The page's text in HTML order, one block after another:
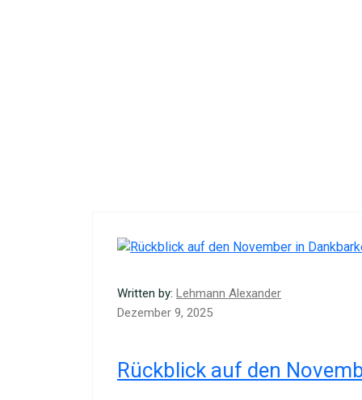
Written by: Lehmann Alexander
Dezember 9, 2025
Rückblick auf den